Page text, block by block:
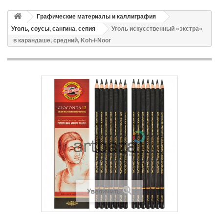
Графические материалы и каллиграфия
Уголь, соусы, сангина, сепия
Уголь искусственный «экстра»
в карандаше, средний, Koh-i-Noor
Увеличить